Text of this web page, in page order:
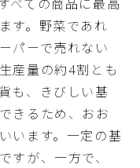
べての商品に最高
す。野菜であれ
パーで売れない
産量の約4割とも
も、きびしい基
きるため、おお
います。一定の基
すが、一方で、